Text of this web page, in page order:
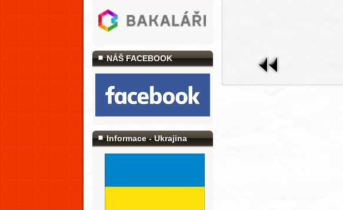
NÁŠ FACEBOOK
Informace - Ukrajina